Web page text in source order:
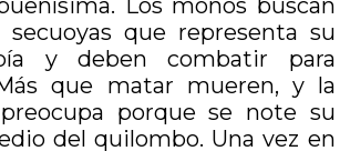
Los monos buscan
que representa su
y deben combatir para
que matar mueren, y la
porque se note su
del quilombo. Una vez en